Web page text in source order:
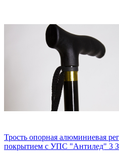
Трость опорная алюминиевая
покрытием с УПС "Антилед" 3